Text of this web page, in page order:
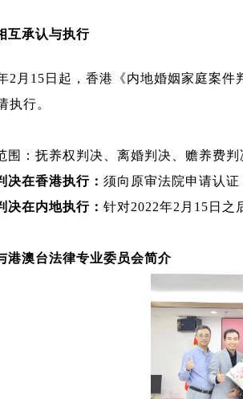
互承认与执行
2月15日起，香港《内地婚姻家庭案
执行。
围：抚养权判决、离婚判决、赡养费判
决在香港执行： 须向原审法院申请认
决在内地执行： 针对2022年2月15日之
港澳台法律专业委员会简介